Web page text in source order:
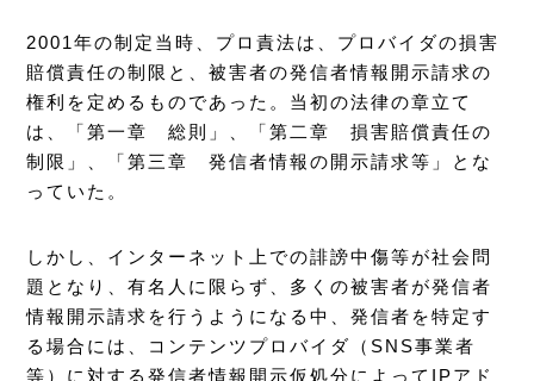
2001年の制定当時、プロ責法は、プロバイダの損害
賠償責任の制限と、被害者の発信者情報開示請求の
権利を定めるものであった。当初の法律の章立て
は、「第一章 総則」、「第二章 損害賠償責任の
制限」、「第三章 発信者情報の開示請求等」とな
っていた。
しかし、インターネット上での誹謗中傷等が社会問
題となり、有名人に限らず、多くの被害者が発信者
情報開示請求を行うようになる中、発信者を特定す
る場合には、コンテンツプロバイダ（SNS事業者
等）に対する発信者情報開示仮処分によってIPアド